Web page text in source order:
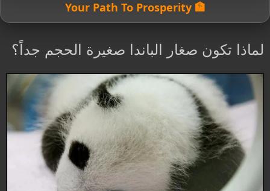
🏦 Your Path To Prosperity
لماذا تكون صغار الباندا صغيرة الحجم جداً؟